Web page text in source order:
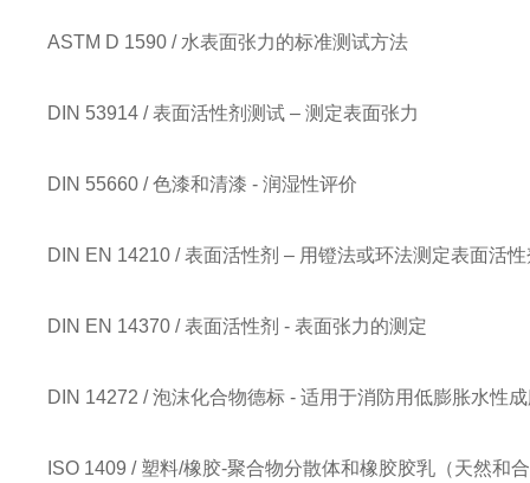
ASTM D 1590 / 水表面张力的标准测试方法
DIN 53914 / 表面活性剂测试 – 测定表面张力
DIN 55660 / 色漆和清漆 - 润湿性评价
DIN EN 14210 / 表面活性剂 – 用镫法或环法测定表面活
DIN EN 14370 / 表面活性剂 - 表面张力的测定
DIN 14272 / 泡沫化合物德标 - 适用于消防用低膨胀水性
ISO 1409 / 塑料/橡胶-聚合物分散体和橡胶胶乳（天然和